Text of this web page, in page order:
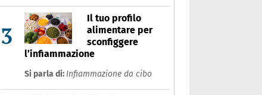
3
Il tuo profilo
alimentare per
sconfiggere
l’infiammazione
Si parla di: Infiammazione da cibo